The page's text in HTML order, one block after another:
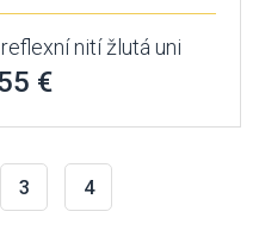
nití žlutá uni
€
3 4